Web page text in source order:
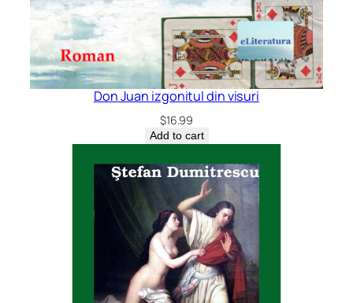
Don Juan izgonitul din visuri
$16.99
Add to cart